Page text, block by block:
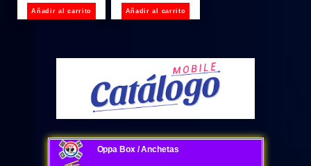
Añadir al carrito Añadir al carrito
Oppa Box / Anchetas